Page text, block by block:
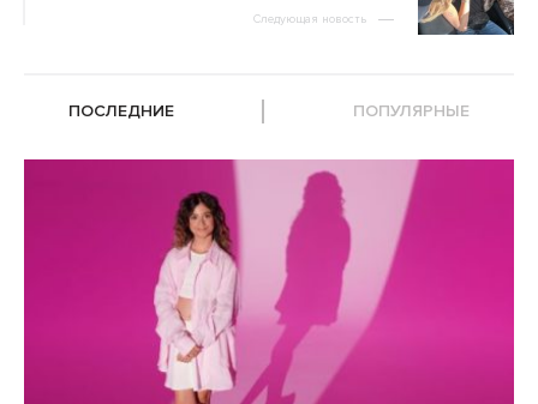
Следующая новость
ПОСЛЕДНИЕ ПОПУЛЯРНЫЕ